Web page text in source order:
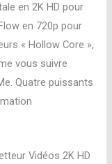
en 2K HD pour
en 720p pour
« Hollow Core »,
vous suivre
Quatre puissants
Vidéos 2K HD